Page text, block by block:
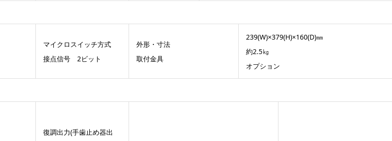
マイクロスイッチ方式
接点信号 2ビット
外形・寸法
取付金具
239(W)×379(H)×160(D)㎜
約2.5㎏
オプション
復調出力(手歯止め器出